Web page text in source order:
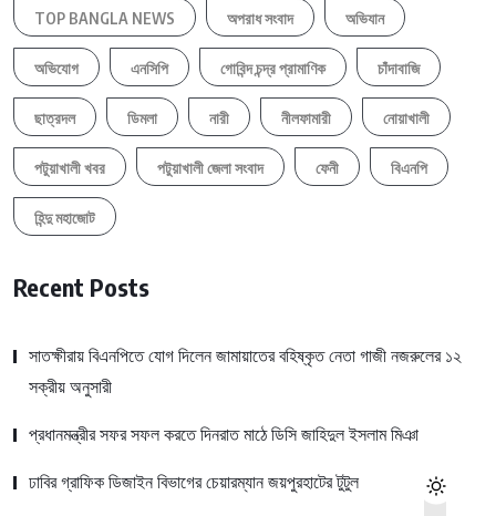
TOP BANGLA NEWS অপরাধ সংবাদ অভিযান
অভিযোগ এনসিপি গোবিন্দ চন্দ্র প্রামাণিক চাঁদাবাজি
ছাত্রদল ডিমলা নারী নীলফামারী নোয়াখালী
পটুয়াখালী খবর পটুয়াখালী জেলা সংবাদ ফেনী বিএনপি
হিন্দু মহাজোট
Recent Posts
সাতক্ষীরায় বিএনপিতে যোগ দিলেন জামায়াতের বহিষ্কৃত নেতা গাজী নজরুলের ১২
সক্রীয় অনুসারী
প্রধানমন্ত্রীর সফর সফল করতে দিনরাত মাঠে ডিসি জাহিদুল ইসলাম মিঞা
ঢাবির গ্রাফিক ডিজাইন বিভাগের চেয়ারম্যান জয়পুরহাটের টুটুল